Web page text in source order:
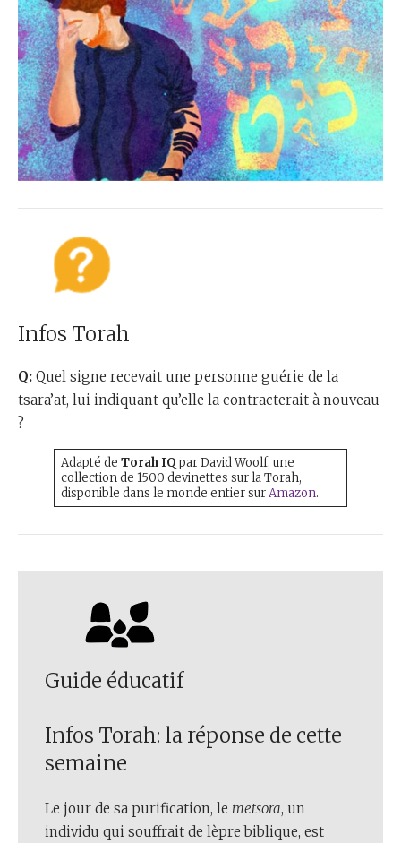
Infos Torah
Q: Quel signe recevait une personne guérie de la
tsara’at, lui indiquant qu’elle la contracterait à nouveau
?
Adapté de Torah IQpar David Woolf, une
collection de 1500 devinettes sur la Torah,
disponible dans le monde entier surAmazon.
Guide éducatif
Infos Torah: la réponse de cette
semaine
Le jour de sa purification, le metsora, un
individu qui souffrait de lèpre biblique, est